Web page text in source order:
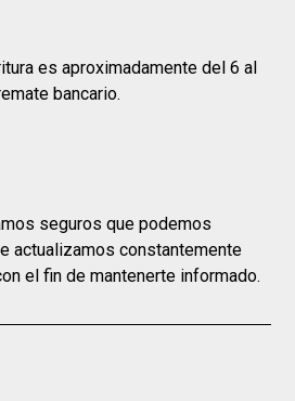
es aproximadamente del 6 al
bancario.
seguros que podemos
actualizamos constantemente
el fin de mantenerte informado.